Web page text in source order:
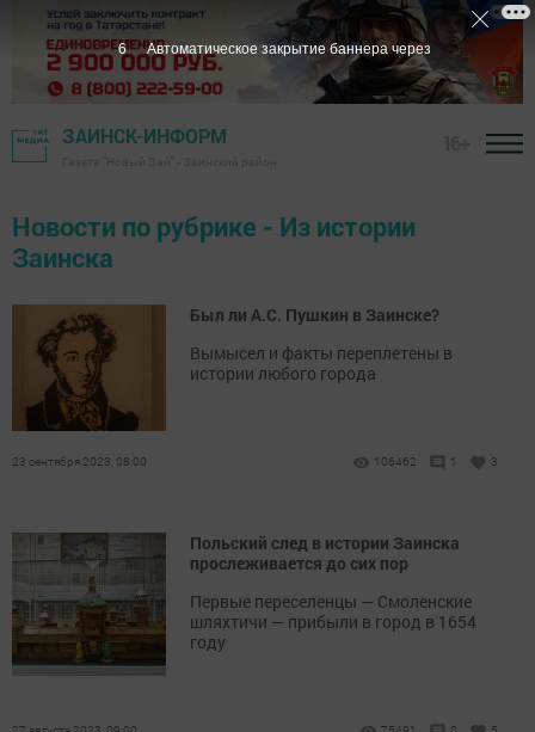
ЗАИНСК-ИНФОРМ
Новости по рубрике - Из истории
Заинска
Был ли А.С. Пушкин в Заинске?
Вымысел и факты переплетены в
истории любого города
23 сентября 2023, 08:00 106462 1 3
Польский след в истории Заинска
прослеживается до сих пор
Первые переселенцы — Смоленские
шляхтичи — прибыли в город в 1654
году
5 Автоматическое закрытие баннера через